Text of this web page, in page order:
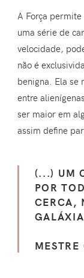
A Força
uma série de
velocidade,
não é
benigna. Ela se
entre
ser maior em
assim define
(...) UM
POR
CERCA,